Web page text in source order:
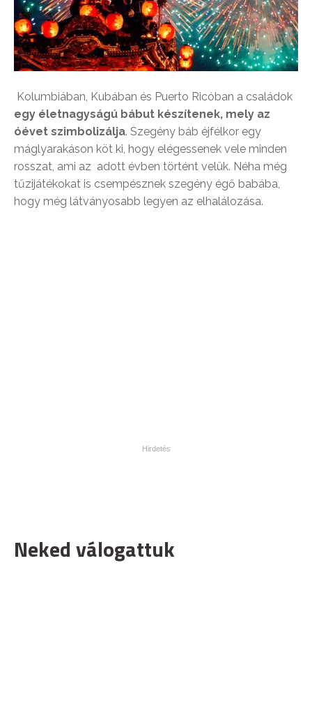
Kolumbiában, Kubában és Puerto Ricóban a családok
egy életnagyságú bábut készítenek, mely az
óévet szimbolizálja. Szegény báb éjfélkor egy
máglyarakáson köt ki, hogy elégessenek vele minden
rosszat, ami az adott évben történt velük. Néha még
tűzijátékokat is csempésznek szegény égő babába,
hogy még látványosabb legyen az elhalálozása.
Neked válogattuk